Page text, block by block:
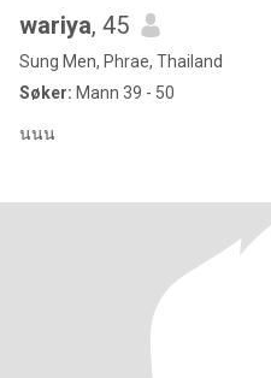
wariya, 45
Sung Men, Phrae, Thailand
Søker: Mann 39 - 50
นนน